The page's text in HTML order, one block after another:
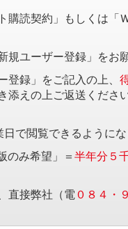
読契約」もしくは「
ユーザー登録」をお
録」をご記入の上、
えの上ご返送ください
で閲覧できるようにな
のみ希望」＝ 半年分５
直接弊社（電 ０８４・